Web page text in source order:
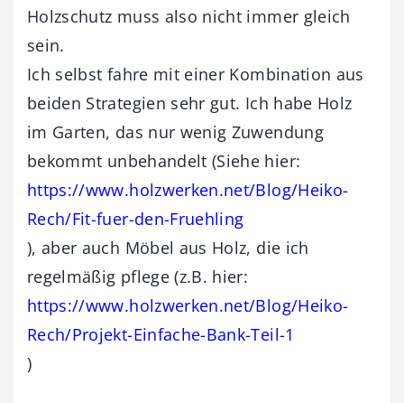
Holzschutz muss also nicht immer gleich
sein.
Ich selbst fahre mit einer Kombination aus
beiden Strategien sehr gut. Ich habe Holz
im Garten, das nur wenig Zuwendung
bekommt unbehandelt (Siehe hier:
https://www.holzwerken.net/Blog/Heiko-
Rech/Fit-fuer-den-Fruehling
), aber auch Möbel aus Holz, die ich
regelmäßig pflege (z.B. hier:
https://www.holzwerken.net/Blog/Heiko-
Rech/Projekt-Einfache-Bank-Teil-1
)